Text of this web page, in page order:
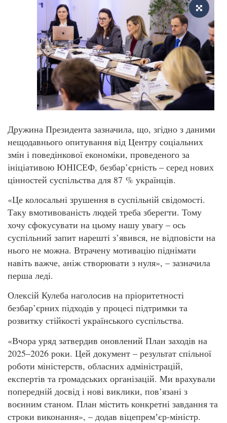
Дружина Президента зазначила, що, згідно з даними
нещодавнього опитування від Центру соціальних
змін і поведінкової економіки, проведеного за
ініціативою ЮНІСЕФ, безбар’єрність – серед нових
цінностей суспільства для 87 % українців.
«Це колосальні зрушення в суспільній свідомості.
Таку вмотивованість людей треба зберегти. Тому
хочу сфокусувати на цьому нашу увагу – ось
суспільний запит нарешті з’явився, не відповісти на
нього не можна. Втрачену мотивацію піднімати
навіть важче, аніж створювати з нуля», – зазначила
перша леді.
Олексій Кулеба наголосив на пріоритетності
безбар’єрних підходів у процесі підтримки та
розвитку стійкості українського суспільства.
«Вчора уряд затвердив оновлений План заходів на
2025–2026 роки. Цей документ – результат спільної
роботи міністерств, обласних адміністрацій,
експертів та громадських організацій. Ми врахували
попередній досвід і нові виклики, пов’язані з
воєнним станом. План містить конкретні завдання та
строки виконання», – додав віцепремʼєр-міністр.